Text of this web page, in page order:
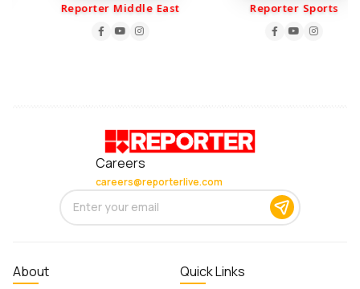
Reporter Middle East Reporter Sports
Careers
careers@reporterlive.com
About Quick Links